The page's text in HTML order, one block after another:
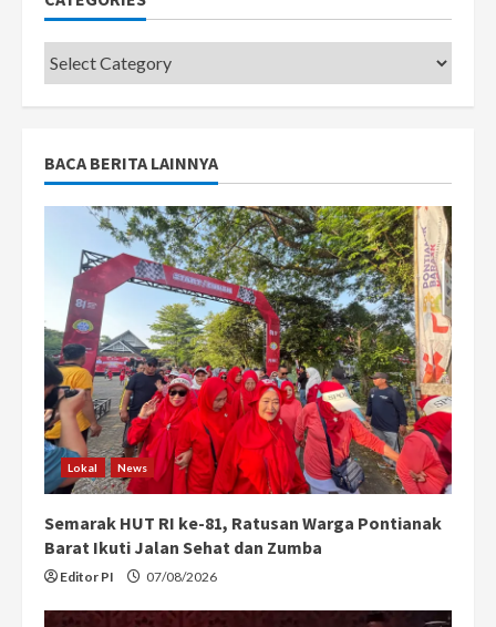
Categories
BACA BERITA LAINNYA
Lokal News
Semarak HUT RI ke-81, Ratusan Warga Pontianak
Barat Ikuti Jalan Sehat dan Zumba
Editor PI 07/08/2026